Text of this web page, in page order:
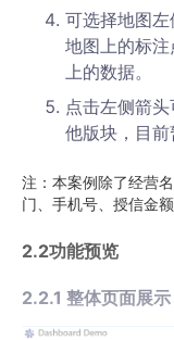
可选择地图
地图上的标
上的数据。
点击左侧箭
他版块，目前
注：本案例除了经营
门、手机号、授信金
2.2功能预览
2.2.1 整体页面展示